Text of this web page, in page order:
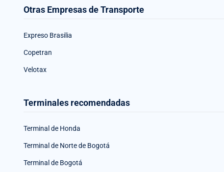
Otras Empresas de Transporte
Expreso Brasilia
Copetran
Velotax
Terminales recomendadas
Terminal de Honda
Terminal de Norte de Bogotá
Terminal de Bogotá